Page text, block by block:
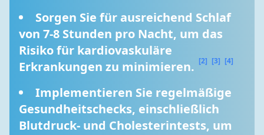
Sorgen Sie für ausreichend Schlaf
von 7-8 Stunden pro Nacht, um das
Risiko für kardiovaskuläre
Erkrankungen zu minimieren. [2] [3] [4]
Implementieren Sie regelmäßige
Gesundheitschecks, einschließlich
Blutdruck- und Cholesterintests, um